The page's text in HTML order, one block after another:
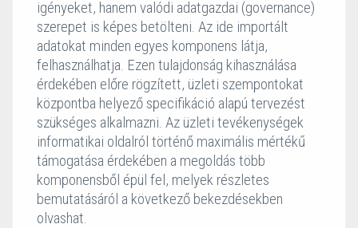
igényeket, hanem valódi adatgazdai (governance)
szerepet is képes betölteni. Az ide importált
adatokat minden egyes komponens látja,
felhasználhatja. Ezen tulajdonság kihasználása
érdekében előre rögzített, üzleti szempontokat
központba helyező specifikáció alapú tervezést
szükséges alkalmazni. Az üzleti tevékenységek
informatikai oldalról történő maximális mértékű
támogatása érdekében a megoldás több
komponensből épül fel, melyek részletes
bemutatásáról a következő bekezdésekben
olvashat.